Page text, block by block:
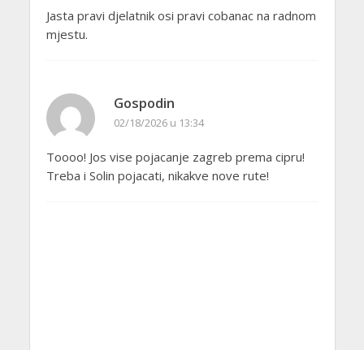
Jasta pravi djelatnik osi pravi cobanac na radnom
mjestu.
Gospodin
02/18/2026 u 13:34
Toooo! Jos vise pojacanje zagreb prema cipru!
Treba i Solin pojacati, nikakve nove rute!